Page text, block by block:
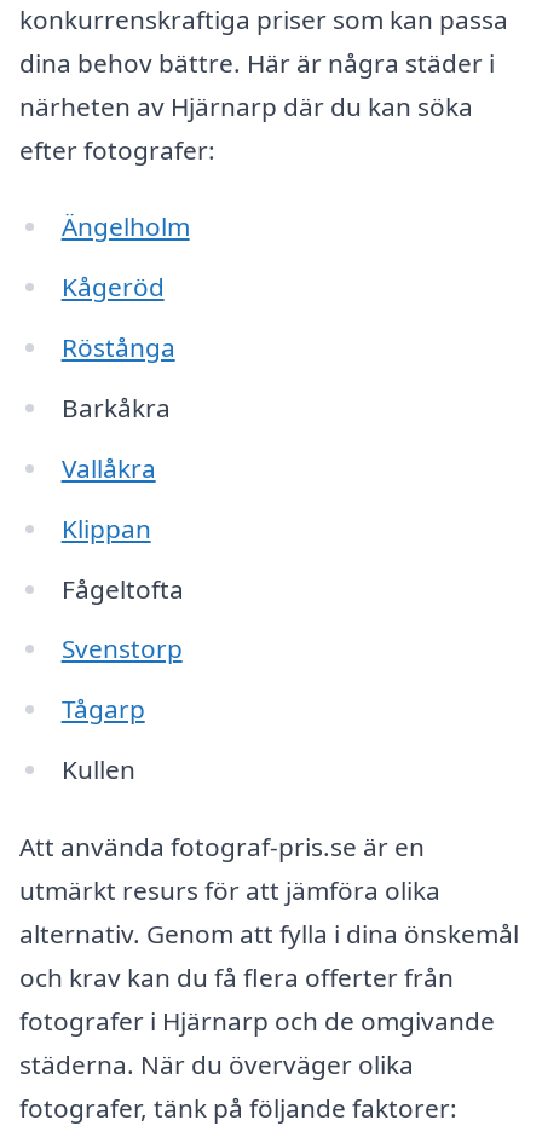
konkurrenskraftiga priser som kan passa
dina behov bättre. Här är några städer i
närheten av Hjärnarp där du kan söka
efter fotografer:
Ängelholm
Kågeröd
Röstånga
Barkåkra
Vallåkra
Klippan
Fågeltofta
Svenstorp
Tågarp
Kullen
Att använda fotograf-pris.se är en
utmärkt resurs för att jämföra olika
alternativ. Genom att fylla i dina önskemål
och krav kan du få flera offerter från
fotografer i Hjärnarp och de omgivande
städerna. När du överväger olika
fotografer, tänk på följande faktorer: